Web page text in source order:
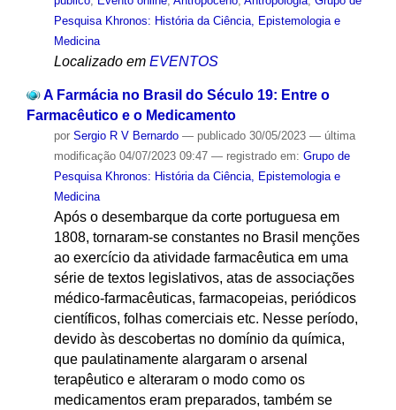
Pesquisa Khronos: História da Ciência, Epistemologia e
Medicina
Localizado em EVENTOS
A Farmácia no Brasil do Século 19: Entre o
Farmacêutico e o Medicamento
por Sergio R V Bernardo — publicado30/05/2023 — última
modificação04/07/2023 09:47 — registrado em: Grupo de
Pesquisa Khronos: História da Ciência, Epistemologia e
Medicina
Após o desembarque da corte portuguesa em
1808, tornaram-se constantes no Brasil menções
ao exercício da atividade farmacêutica em uma
série de textos legislativos, atas de associações
médico-farmacêuticas, farmacopeias, periódicos
científicos, folhas comerciais etc. Nesse período,
devido às descobertas no domínio da química,
que paulatinamente alargaram o arsenal
terapêutico e alteraram o modo como os
medicamentos eram preparados, também se